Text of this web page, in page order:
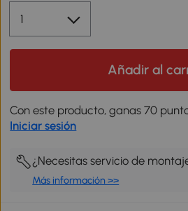
Añadir al
Con este producto, ganas 70
Iniciar sesión
¿Necesitas servicio de
Más información >>